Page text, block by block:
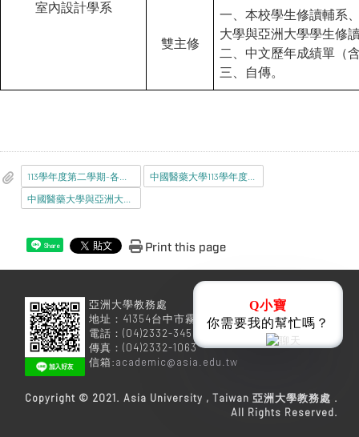
室內設計學系
雙主修
一、本校學生修讀輔系
大學與亞洲大學學生修
二、中文歷年成績單（
三、自傳。
Share Print this page
亞洲大學教務處
地址：41354台中市霧峰區柳豐路500號
電話：(04)2332-3456
傳真：(04)2332-1063
信箱:academic@asia.edu.tw
Copyright © 2021. Asia University , Taiwan 亞洲大學教務處 .
All Rights Reserved.
Q小寶
你需要我的幫忙嗎？